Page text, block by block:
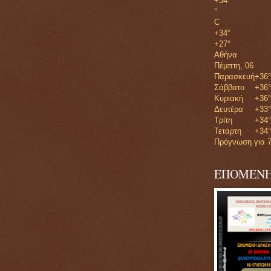
°
C
+34°
+27°
Αθήνα
Πέμπτη, 06
Παρασκευή+36°
Σάββατο
+36°
Κυριακή
+36°
Δευτέρα
+33°
Τρίτη
+34°
Τετάρτη
+34°
Πρόγνωση για